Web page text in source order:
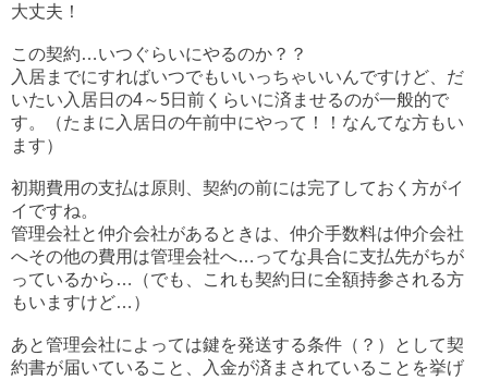
大丈夫！
この契約…いつぐらいにやるのか？？
入居までにすればいつでもいいっちゃいいんですけど、だ
いたい入居日の4～5日前くらいに済ませるのが一般的で
す。
（たまに入居日の午前中にやって！！なんてな方もい
ます）
初期費用の支払は原則、契約の前には完了しておく方がイ
イですね。
管理会社と仲介会社があるときは、仲介手数料は仲介会社
へその他の費用は管理会社へ…ってな具合に支払先がちが
っているから…
（でも、これも契約日に全額持参される方
もいますけど…）
あと管理会社によっては鍵を発送する条件（？）として契
約書が届いていること、入金が済まされていることを挙げ